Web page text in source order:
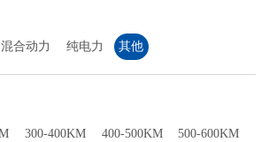
混合动力 纯电力 其他
300-400KM 400-500KM 500-600KM